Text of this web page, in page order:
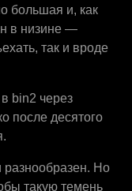
большая и, как
в низине —
так и вроде
bin2 через
после десятого
разнообразен. Но
такую темень